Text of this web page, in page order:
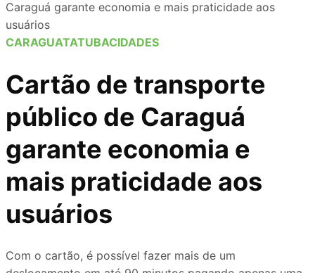
Caraguá garante economia e mais praticidade aos
usuários
CARAGUATATUBACIDADES
Cartão de transporte
público de Caraguá
garante economia e
mais praticidade aos
usuários
Com o cartão, é possível fazer mais de um